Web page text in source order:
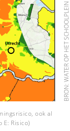
BRON: WATER OP HET SCHOOLPLEIN
ook al
E: Risico)